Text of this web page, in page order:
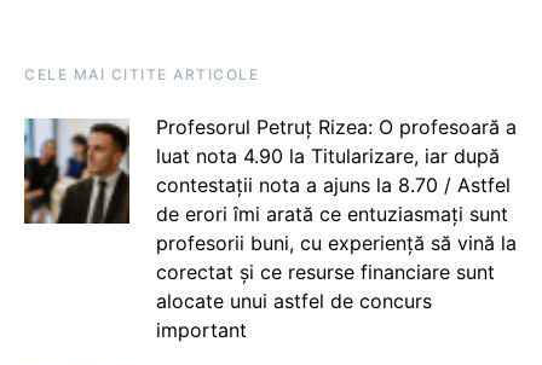
CELE MAI CITITE ARTICOLE
Profesorul Petruț Rizea: O profesoară a
luat nota 4.90 la Titularizare, iar după
contestații nota a ajuns la 8.70 / Astfel
de erori îmi arată ce entuziasmați sunt
profesorii buni, cu experiență să vină la
corectat și ce resurse financiare sunt
alocate unui astfel de concurs
important